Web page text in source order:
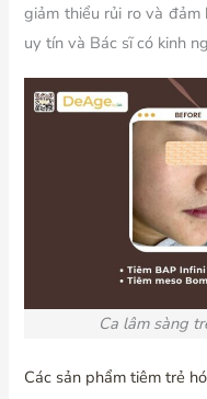
giảm thiểu rủi ro và đảm
uy tín và Bác sĩ có kinh
Ca lâm sàng
Các sản phẩm tiêm trẻ